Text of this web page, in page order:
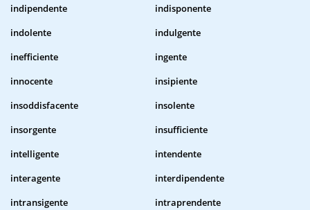
indipendente
indisponente
indolente
indulgente
inefficiente
ingente
innocente
insipiente
insoddisfacente
insolente
insorgente
insufficiente
intelligente
intendente
interagente
interdipendente
intransigente
intraprendente